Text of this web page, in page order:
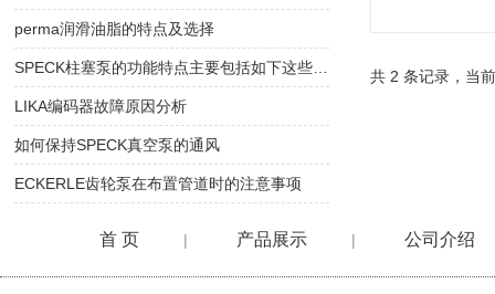
共 2 条记录，当
perma润滑油脂的特点及选择
SPECK柱塞泵的功能特点主要包括如下这些方面
LIKA编码器故障原因分析
如何保持SPECK真空泵的通风
ECKERLE齿轮泵在布置管道时的注意事项
首 页 | 产品展示 | 公司介绍